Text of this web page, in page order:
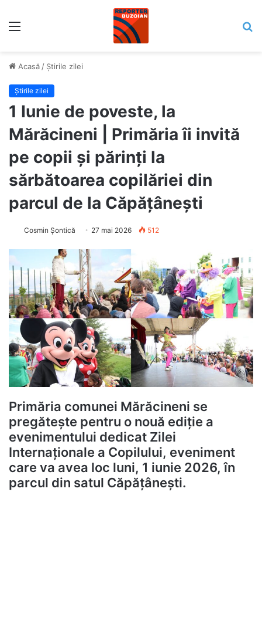
Acasă / Știrile zilei
Știrile zilei
1 Iunie de poveste, la
Mărăcineni | Primăria îi invită
pe copii și părinți la
sărbătoarea copilăriei din
parcul de la Căpățânești
Cosmin Șontică 27 mai 2026 512
Primăria comunei Mărăcineni se
pregătește pentru o nouă ediție a
evenimentului dedicat Zilei
Internaționale a Copilului, eveniment
care va avea loc luni, 1 iunie 2026, în
parcul din satul Căpățânești.